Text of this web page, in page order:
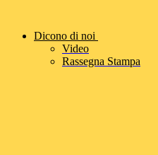
Dicono di noi
Video
Rassegna Stampa